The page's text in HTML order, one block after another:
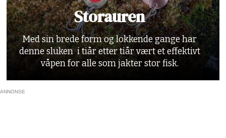
Storauren
Med sin brede form og lokkende gange har
denne sluken i tiår etter tiår vært et effektivt
våpen for alle som jakter stor fisk.
ANNONSE